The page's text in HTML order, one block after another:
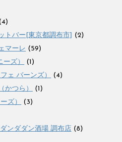
トバー[東京都調布市]
(2)
マーレ (59)
ズ）
(1)
ェ バーンズ）
(4)
かつら）
(1)
ズ）
(3)
ンダダン酒場 調布店 (8)